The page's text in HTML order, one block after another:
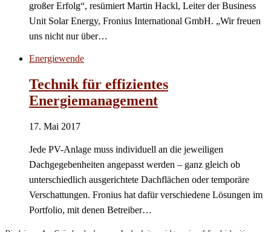
großer Erfolg“, resümiert Martin Hackl, Leiter der Business
Unit Solar Energy, Fronius International GmbH. „Wir freuen
uns nicht nur über…
Energiewende
Technik für effizientes
Energiemanagement
17. Mai 2017
Jede PV-Anlage muss individuell an die jeweiligen
Dachgegebenheiten angepasst werden – ganz gleich ob
unterschiedlich ausgerichtete Dachflächen oder temporäre
Verschattungen. Fronius hat dafür verschiedene Lösungen im
Portfolio, mit denen Betreiber…